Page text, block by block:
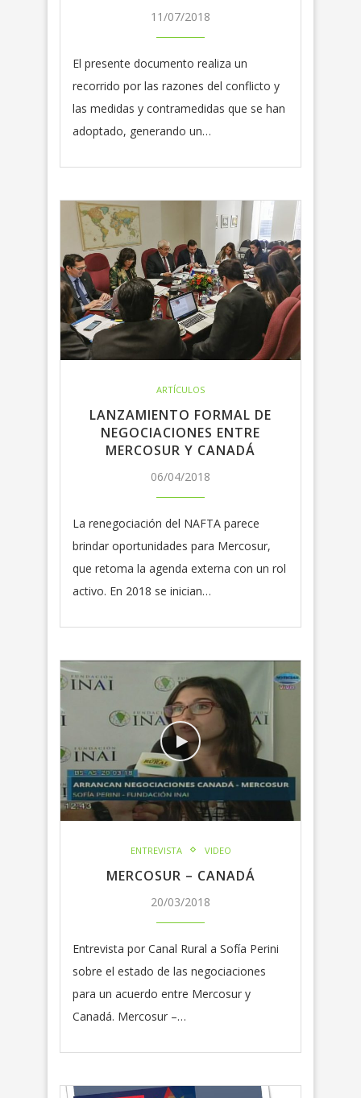
11/07/2018
El presente documento realiza un
recorrido por las razones del conflicto y
las medidas y contramedidas que se han
adoptado, generando un…
ARTÍCULOS
LANZAMIENTO FORMAL DE
NEGOCIACIONES ENTRE
MERCOSUR Y CANADÁ
06/04/2018
La renegociación del NAFTA parece
brindar oportunidades para Mercosur,
que retoma la agenda externa con un rol
activo. En 2018 se inician…
ENTREVISTA VIDEO
MERCOSUR – CANADÁ
20/03/2018
Entrevista por Canal Rural a Sofía Perini
sobre el estado de las negociaciones
para un acuerdo entre Mercosur y
Canadá. Mercosur –…